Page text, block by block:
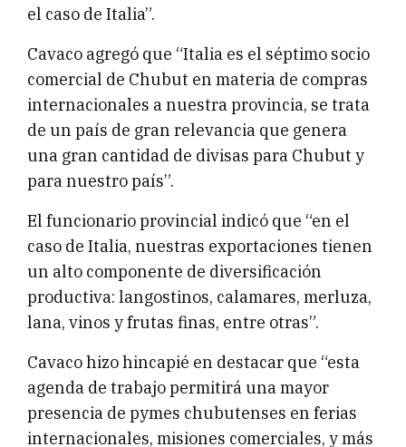
el caso de Italia”.
Cavaco agregó que “Italia es el séptimo socio
comercial de Chubut en materia de compras
internacionales a nuestra provincia, se trata
de un país de gran relevancia que genera
una gran cantidad de divisas para Chubut y
para nuestro país”.
El funcionario provincial indicó que “en el
caso de Italia, nuestras exportaciones tienen
un alto componente de diversificación
productiva: langostinos, calamares, merluza,
lana, vinos y frutas finas, entre otras”.
Cavaco hizo hincapié en destacar que “esta
agenda de trabajo permitirá una mayor
presencia de pymes chubutenses en ferias
internacionales, misiones comerciales, y más